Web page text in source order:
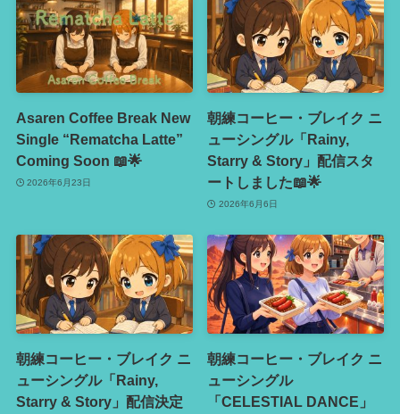
Asaren Coffee Break New
Single “Rematcha Latte”
Coming Soon 📖🌟
2026年6月23日
朝練コーヒー・ブレイク ニ
ューシングル「Rainy,
Starry & Story」配信スタ
ートしました📖🌟
2026年6月6日
朝練コーヒー・ブレイク ニ
ューシングル「Rainy,
Starry & Story」配信決定
朝練コーヒー・ブレイク ニ
ューシングル
「CELESTIAL DANCE」